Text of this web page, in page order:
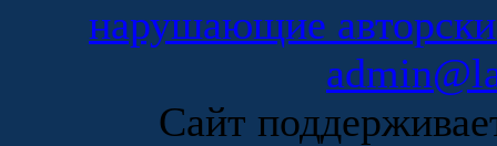
нарушающие
Сайт